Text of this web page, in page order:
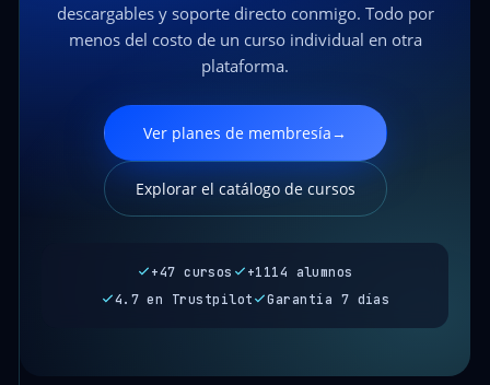
descargables y soporte directo conmigo. Todo por
menos del costo de un curso individual en otra
plataforma.
Ver planes de membresía→
Explorar el catálogo de cursos
+47 cursos
+1114 alumnos
4.7 en Trustpilot
Garantía 7 días